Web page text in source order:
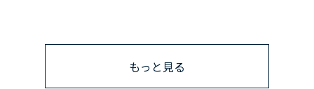
もっと見る